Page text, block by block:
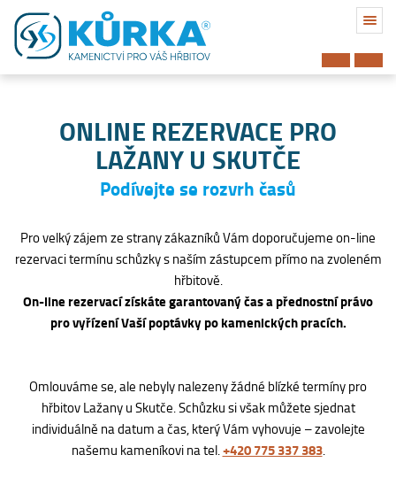
ONLINE REZERVACE PRO
LAŽANY U SKUTČE
Podívejte se rozvrh časů
Pro velký zájem ze strany zákazníků Vám doporučujeme on-line
rezervaci termínu schůzky s naším zástupcem přímo na zvoleném
hřbitově.
On-line rezervací získáte garantovaný čas a přednostní právo
pro vyřízení Vaší poptávky po kamenických pracích.
Omlouváme se, ale nebyly nalezeny žádné blízké termíny pro
hřbitov Lažany u Skutče. Schůzku si však můžete sjednat
individuálně na datum a čas, který Vám vyhovuje – zavolejte
našemu kameníkovi na tel.+420 775 337 383.